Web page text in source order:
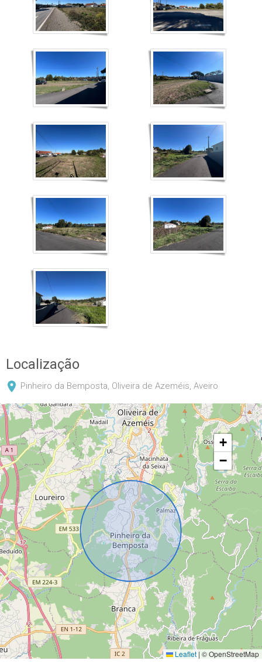
Localização
Pinheiro da Bemposta, Oliveira de Azeméis, Aveiro
+
−
Leaflet | © OpenStreetMap